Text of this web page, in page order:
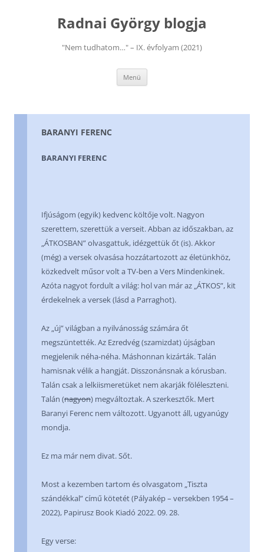
Radnai György blogja
"Nem tudhatom…" – IX. évfolyam (2021)
Menü
BARANYI FERENC
BARANYI FERENC
Ifjúságom (egyik) kedvenc költője volt. Nagyon
szerettem, szerettük a verseit. Abban az időszakban, az
„ÁTKOSBAN” olvasgattuk, idézgettük őt (is). Akkor
(még) a versek olvasása hozzátartozott az életünkhöz,
közkedvelt műsor volt a TV-ben a Vers Mindenkinek.
Azóta nagyot fordult a világ: hol van már az „ÁTKOS”, kit
érdekelnek a versek (lásd a Parraghot).
Az „új” világban a nyilvánosság számára őt
megszüntették. Az Ezredvég (szamizdat) újságban
megjelenik néha-néha. Máshonnan kizárták. Talán
hamisnak vélik a hangját. Disszonánsnak a kórusban.
Talán csak a lelkiismeretüket nem akarják föléleszteni.
Talán (nagyon) megváltoztak. A szerkesztők. Mert
Baranyi Ferenc nem változott. Ugyanott áll, ugyanúgy
mondja.
Ez ma már nem divat. Sőt.
Most a kezemben tartom és olvasgatom „Tiszta
szándékkal” című kötetét (Pályakép – versekben 1954 –
2022), Papirusz Book Kiadó 2022. 09. 28.
Egy verse: